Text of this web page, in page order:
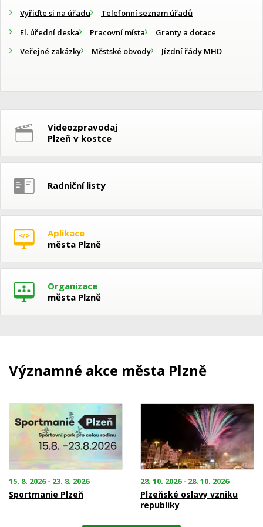
Vyřiďte si na úřadu
Telefonní seznam úřadů
El. úřední deska
Pracovní místa
Granty a dotace
Veřejné zakázky
Městské obvody Jízdní řády MHD
Videozpravodaj
Plzeň v kostce
Radniční listy
Aplikace
města Plzně
Organizace
města Plzně
Významné akce města Plzně
15. 8. 2026 - 23. 8. 2026
Sportmanie Plzeň
28. 10. 2026 - 28. 10. 2026
Plzeňské oslavy vzniku
republiky